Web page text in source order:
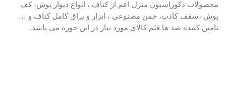
محصولات دکوراسیون منزل اعم از کناف ، انواع دیوار پوش، کف
پوش ،سقف کاذب، چمن مصنوعی ، ابزار و یراق کامل کناف و …
تامین کننده صد ها قلم کالای مورد نیاز در این حوزه می باشد.